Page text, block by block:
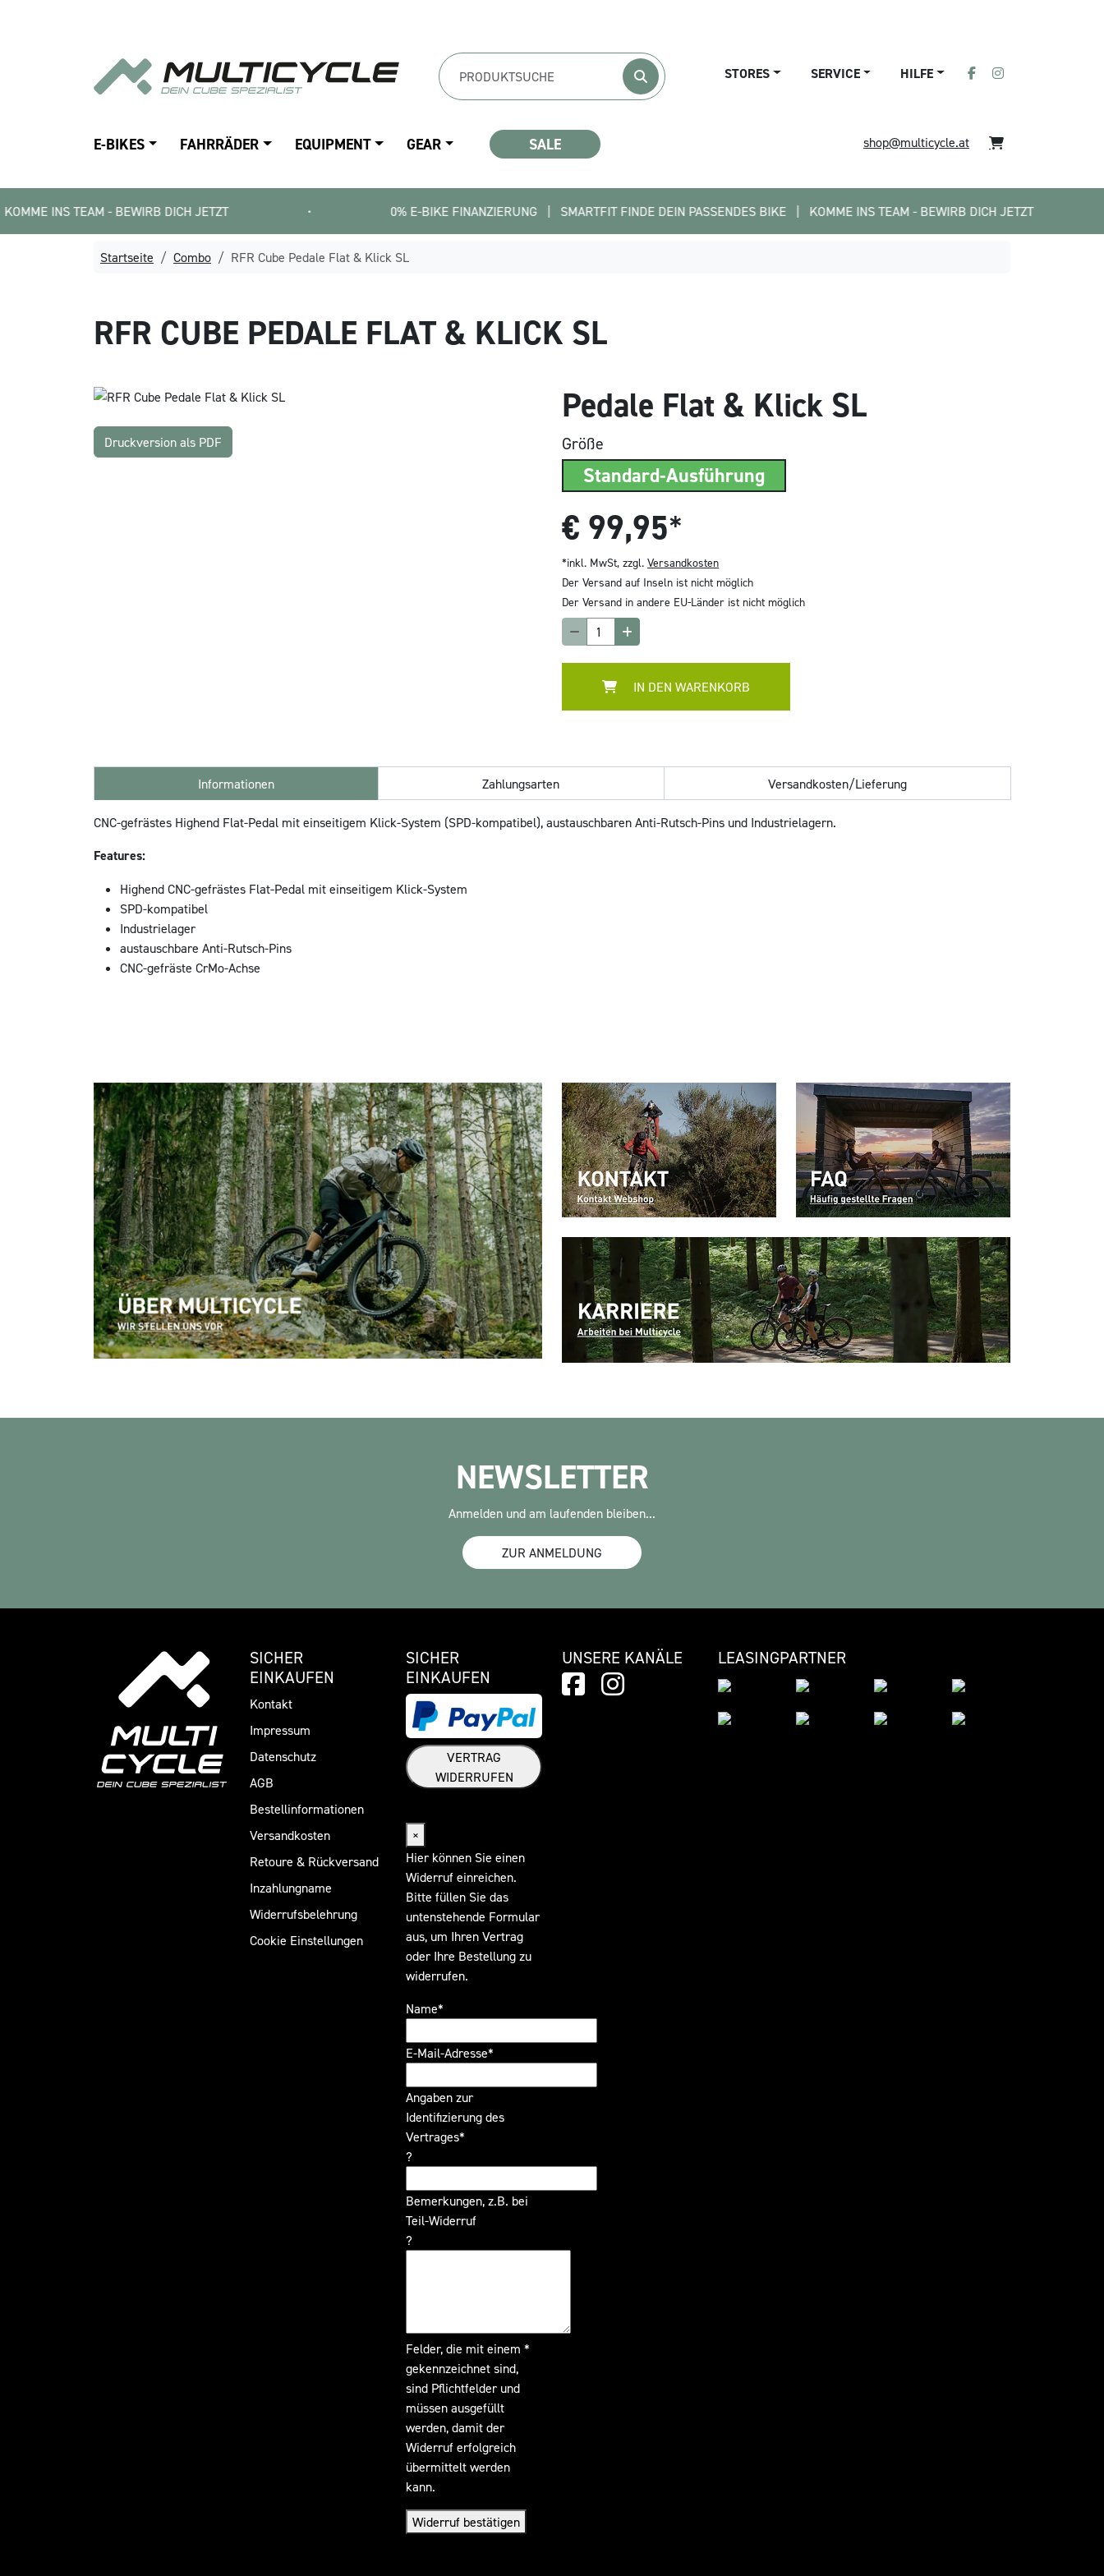
STORES SERVICE HILFE
E-BIKES FAHRRÄDER EQUIPMENT GEAR SALE shop@multicycle.at
TEAM - BEWIRB DICH JETZT 0% E-BIKE FINANZIERUNG   |   SMARTFIT FINDE DEIN PASSENDES BIKE   |   KOMME INS TEAM - BEWIRB DICH JETZT
Startseite Combo RFR Cube Pedale Flat & Klick SL
RFR CUBE PEDALE FLAT & KLICK SL
Druckversion als PDF
Pedale Flat & Klick SL
Größe
Standard-Ausführung
€ 99,95*
*inkl. MwSt, zzgl. Versandkosten
Der Versand auf Inseln ist nicht möglich
Der Versand in andere EU-Länder ist nicht möglich
IN DEN WARENKORB
Informationen Zahlungsarten Versandkosten/Lieferung
CNC-gefrästes Highend Flat-Pedal mit einseitigem Klick-System (SPD-kompatibel), austauschbaren Anti-Rutsch-Pins und Industrielagern.
Features:
Highend CNC-gefrästes Flat-Pedal mit einseitigem Klick-System
SPD-kompatibel
Industrielager
austauschbare Anti-Rutsch-Pins
CNC-gefräste CrMo-Achse
NEWSLETTER
Anmelden und am laufenden bleiben...
ZUR ANMELDUNG
SICHER
EINKAUFEN
Kontakt
Impressum
Datenschutz
AGB
Bestellinformationen
Versandkosten
Retoure & Rückversand
Inzahlungname
Widerrufsbelehrung
Cookie Einstellungen
SICHER
EINKAUFEN
VERTRAG
WIDERRUFEN
×
Hier können Sie einen
Widerruf einreichen.
Bitte füllen Sie das
untenstehende Formular
aus, um Ihren Vertrag
oder Ihre Bestellung zu
widerrufen.
Name*
E-Mail-Adresse*
Angaben zur
Identifizierung des
Vertrages*
?
Bemerkungen, z.B. bei
Teil-Widerruf
?
Felder, die mit einem *
gekennzeichnet sind,
sind Pflichtfelder und
müssen ausgefüllt
werden, damit der
Widerruf erfolgreich
übermittelt werden
kann.
Widerruf bestätigen
UNSERE KANÄLE LEASINGPARTNER